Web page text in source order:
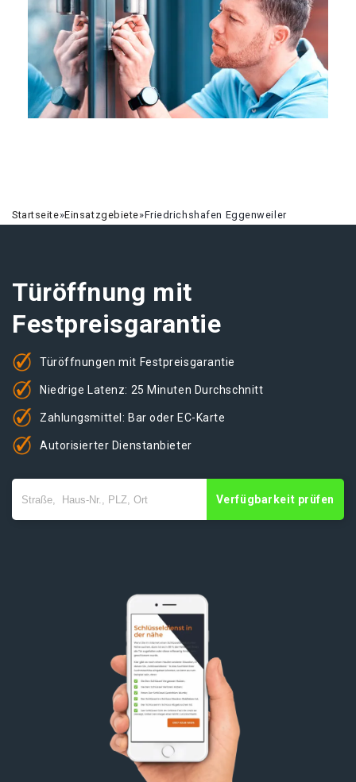
Startseite»Einsatzgebiete»Friedrichshafen Eggenweiler
Türöffnung mit
Festpreisgarantie
Türöffnungen mit Festpreisgarantie
Niedrige Latenz: 25 Minuten Durchschnitt
Zahlungsmittel: Bar oder EC-Karte
Autorisierter Dienstanbieter
Verfügbarkeit prüfen